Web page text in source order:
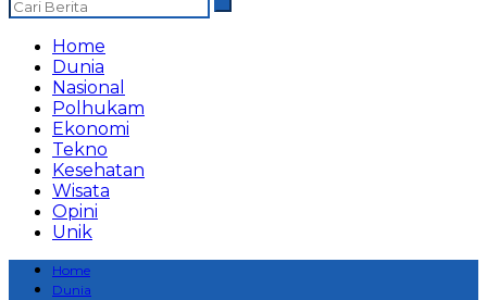
Home
Dunia
Nasional
Polhukam
Ekonomi
Tekno
Kesehatan
Wisata
Opini
Unik
Home
Dunia